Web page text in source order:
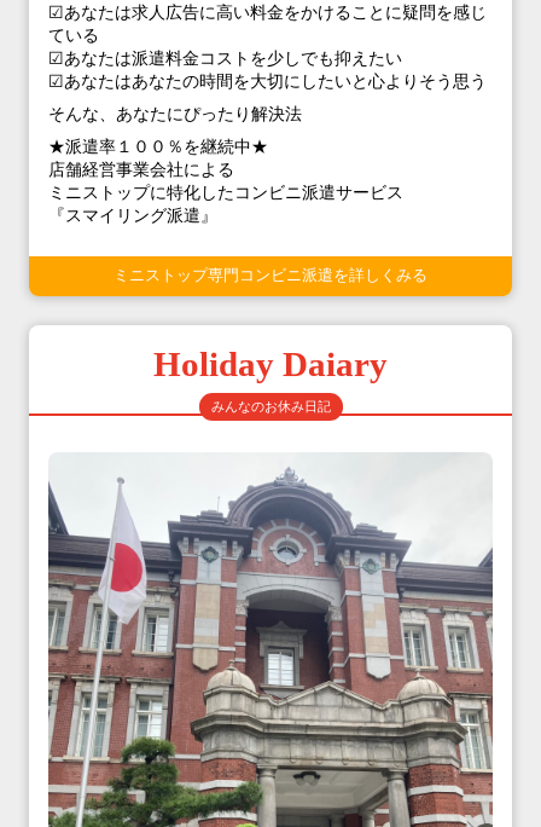
☑あなたは求人広告に高い料金をかけることに疑問を感じ
ている
☑あなたは派遣料金コストを少しでも抑えたい
☑あなたはあなたの時間を大切にしたいと心よりそう思う
そんな、あなたにぴったり解決法
★派遣率１００％を継続中★
店舗経営事業会社による
ミニストップに特化したコンビニ派遣サービス
『スマイリング派遣』
ミニストップ専門コンビニ派遣を詳しくみる
Holiday Daiary
みんなのお休み日記